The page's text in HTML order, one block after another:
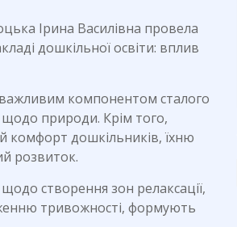
Ірина Василівна провела
дошкільної освіти: вплив
важливим компонентом сталого
щодо природи. Крім того,
комфорт дошкільників, їхню
розвиток.
створення зон релаксації,
тривожності, формують